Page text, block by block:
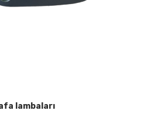
lambaları